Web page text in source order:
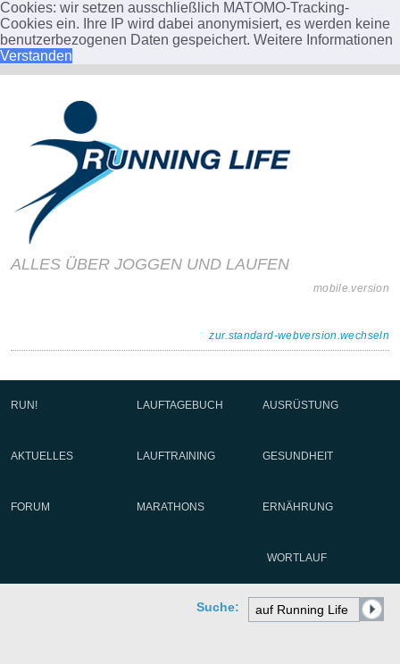
Cookies: wir setzen ausschließlich MATOMO-Tracking-
Cookies ein. Ihre IP wird dabei anonymisiert, es werden keine
benutzerbezogenen Daten gespeichert. Weitere Informationen
Verstanden
ALLES ÜBER JOGGEN UND LAUFEN
mobile.version
zur.standard-webversion.wechseln
RUN! LAUFTAGEBUCH AUSRÜSTUNG
AKTUELLES LAUFTRAINING GESUNDHEIT
FORUM MARATHONS ERNÄHRUNG
WORTLAUF
Suche: